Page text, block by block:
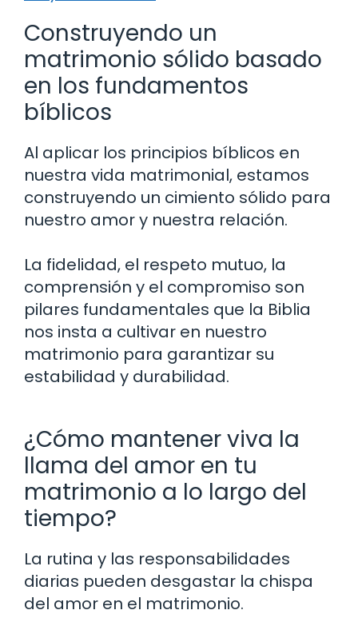
Construyendo un
matrimonio sólido basado
en los fundamentos
bíblicos
Al aplicar los principios bíblicos en
nuestra vida matrimonial, estamos
construyendo un cimiento sólido para
nuestro amor y nuestra relación.
La fidelidad, el respeto mutuo, la
comprensión y el compromiso son
pilares fundamentales que la Biblia
nos insta a cultivar en nuestro
matrimonio para garantizar su
estabilidad y durabilidad.
¿Cómo mantener viva la
llama del amor en tu
matrimonio a lo largo del
tiempo?
La rutina y las responsabilidades
diarias pueden desgastar la chispa
del amor en el matrimonio.